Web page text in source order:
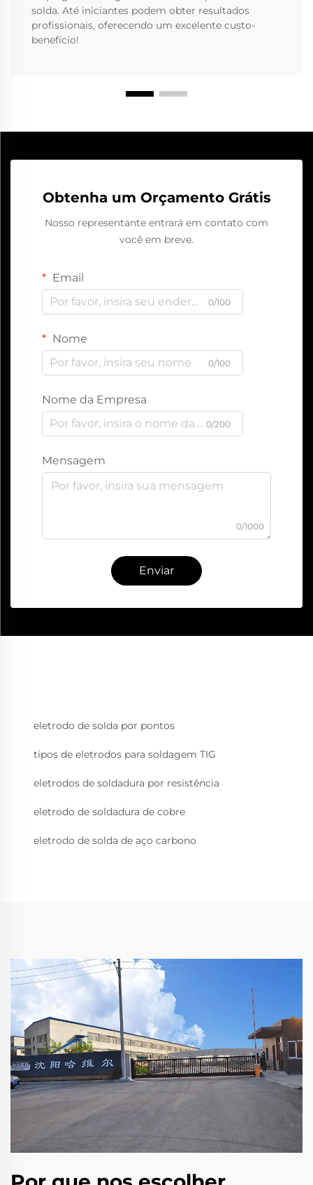
solda. Até iniciantes podem obter resultados
profissionais, oferecendo um excelente custo-
benefício!
Obtenha um Orçamento Grátis
Nosso representante entrará em contato com
você em breve.
Email
0/100
Nome
0/100
Nome da Empresa
0/200
Mensagem
0/1000
Enviar
eletrodo de solda por pontos
tipos de eletrodos para soldagem TIG
eletrodos de soldadura por resistência
eletrodo de soldadura de cobre
eletrodo de solda de aço carbono